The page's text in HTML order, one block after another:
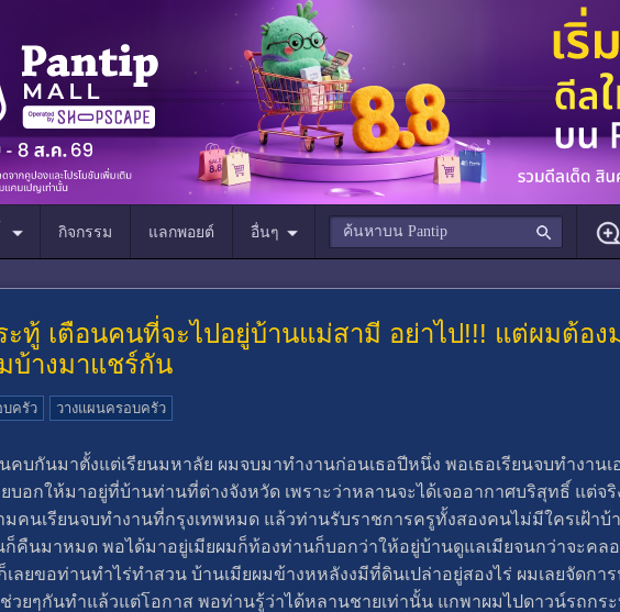
กิจกรรม แลกพอยต์ อื่นๆ
ะทู้ เตือนคนที่จะไปอยู่บ้านแม่สามี อย่าไป!!! แต่ผมต้อง
บ้างมาแชร์กัน
ครัว วางแผนครอบครัว
คบกันมาตั้งแต่เรียนมหาลัย ผมจบมาทำงานก่อนเธอปีหนึ่ง พอเธอเรียนจบทำงา
ยบอกให้มาอยู่ที่บ้านท่านที่ต่างจังหวัด เพราะว่าหลานจะได้เจออากาศบริสุทธิ์ แต่จ
มคนเรียนจบทำงานที่กรุงเทพหมด แล้วท่านรับราชการครูทั้งสองคนไม่มีใครเฝ้า
ก็คืนมาหมด พอได้มาอยู่เมียผมก็ท้องท่านก็บอกว่าให้อยู่บ้านดูแลเมียจนกว่าจะคล
ก็เลยขอท่านทำไร่ทำสวน บ้านเมียผมข้างหหลังงมีที่ดินเปล่าอยู่สองไร่ ผมเลยจัดกา
วยๆกันทำแล้วแต่โอกาส พอท่านรู้ว่าได้หลานชายเท่านั้น แกพาผมไปดาวน์รถกระ